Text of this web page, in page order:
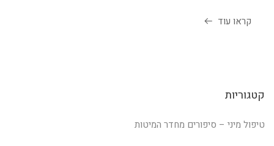
קראו עוד
קטגוריות
טיפול מיני – סיפורים מחדר המיטות